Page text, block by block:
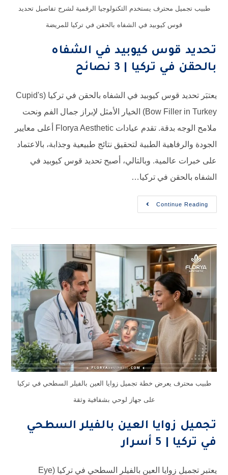
يستخدم التكنولوجيا الرقمية لشرح تفاصيل تحديد
كيوبيد في الشفاه بالحقن في تركيا للمريضة
كيوبيد في الشفاه
| 3 نصائح
يعتبَر تحديد قوس كيوبيد في الشفاه بالحقن في تركيا (Cupid's
Bow Filler in Turkey) الخيار الأمثل لإبراز جمال الفم ونحت
ملامح الوجه بدقة. تقدم عيادات Florya Aesthetic أعلى معايير
الطبية لتحقيق نتائج طبيعية وجذابة، بالاعتماد
وبالتالي، أصبح تحديد قوس كيوبيد في
في تركيا…
خطة تجميل زوايا العين بالفيلر السطحي في تركيا
على جهاز لوحي بشفافية وثقة
العين بالفيلر السطحي
يعتبر تجميل زوايا العين بالفيلر السطحي في تركيا (Eye